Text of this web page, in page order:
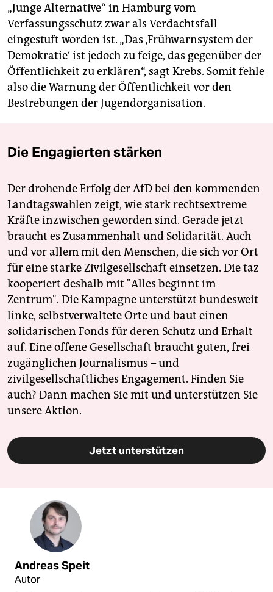
„Junge Alternative“ in Hamburg vom
Verfassungsschutz zwar als Verdachtsfall
eingestuft worden ist. „Das ‚Frühwarnsystem der
Demokratie‘ ist jedoch zu feige, das gegenüber der
Öffentlichkeit zu erklären“, sagt Krebs. Somit fehle
also die Warnung der Öffentlichkeit vor den
Bestrebungen der Jugendorganisation.
Die Engagierten stärken
Der drohende Erfolg der AfD bei den kommenden
Landtagswahlen zeigt, wie stark rechtsextreme
Kräfte inzwischen geworden sind. Gerade jetzt
braucht es Zusammenhalt und Solidarität. Auch
und vor allem mit den Menschen, die sich vor Ort
für eine starke Zivilgesellschaft einsetzen. Die taz
kooperiert deshalb mit "Alles beginnt im
Zentrum". Die Kampagne unterstützt bundesweit
linke, selbstverwaltete Orte und baut einen
solidarischen Fonds für deren Schutz und Erhalt
auf. Eine offene Gesellschaft braucht guten, frei
zugänglichen Journalismus – und
zivilgesellschaftliches Engagement. Finden Sie
auch? Dann machen Sie mit und unterstützen Sie
unsere Aktion.
Jetzt unterstützen
Andreas Speit
Autor